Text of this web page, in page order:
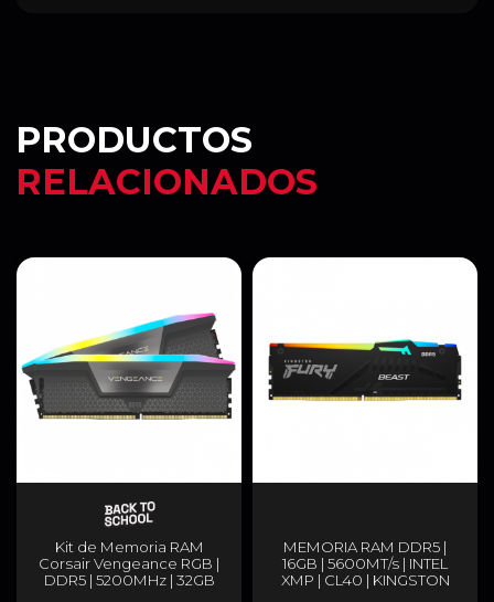
PRODUCTOS
RELACIONADOS
Kit de Memoria RAM
Corsair Vengeance RGB |
DDR5 | 5200MHz | 32GB
MEMORIA RAM DDR5 |
16GB | 5600MT/s | INTEL
XMP | CL40 | KINGSTON